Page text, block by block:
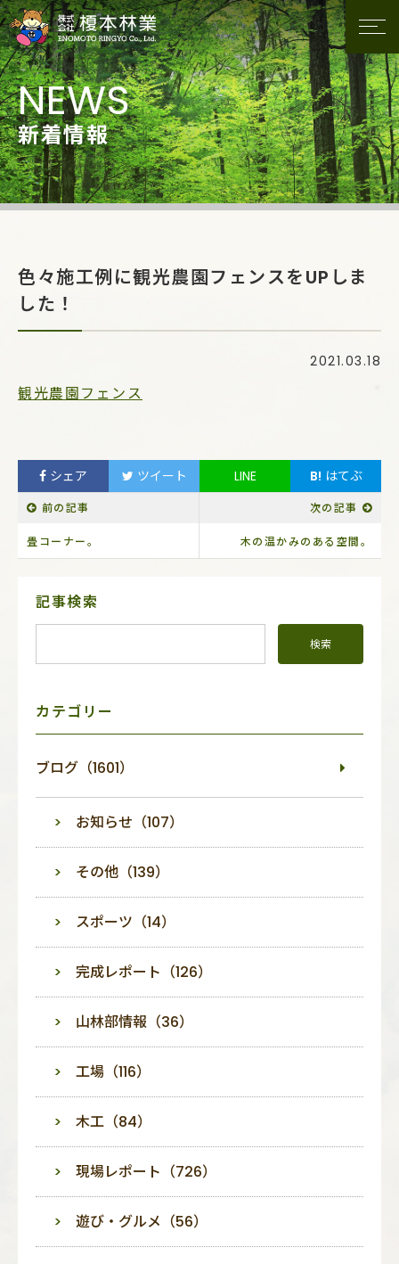
新着情報
色々施工例に観光農園フェンスをUPしま
した！
2021.03.18
観光農園フェンス
シェア ツイート LINE B! はてぶ
前の記事
畳コーナー。
次の記事
木の温かみのある空間。
サ
ニ
記事検索
カテゴリー
ブログ（1601）
お知らせ（107）
その他（139）
スポーツ（14）
完成レポート（126）
山林部情報（36）
工場（116）
木工（84）
現場レポート（726）
遊び・グルメ（56）